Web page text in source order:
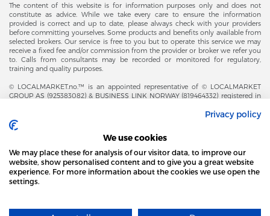
The content of this website is for information purposes only and does not
constitute as advice. While we take every care to ensure the information
provided is correct and up to date, please always check with your providers
before committing yourselves. Some products and benefits only available from
selected brokers. Our service is free to you but to operate this service we may
receive a fixed fee and/or commission from the provider or broker we refer you
to. Calls from consultants may be recorded or monitored for regulatory,
training and quality purposes.
© LOCALMARKET.no.™ is an appointed representative of © LOCALMARKET
GROUP AS (925383082) & BUSINESS LINK NORWAY (819464332) registered in
Brønnøysundregistrene. Financial & Insurance Services and Markets Authority,
and subject to limited regulation by the Financial Conduct Authority. Head
Office Adresse: Karenslyst Alle 4, 0278 Oslo – Skøyen. Post Adresse: Postboks
358, 0213 Oslo, Norway. Email Contact: post@localmarket.no. Office Contact: +
47 23 89 88 63 © Copyright 2016-2026 The LOCALMARKET GROUP ™.
DODATKOWO OD ZESPOŁU LOCALMARKET |
STRONA LOCAL MARKET WYKORZYSTUJE PLIKI
Privacy policy
We use cookies
We may place these for analysis of our visitor data, to improve our
website, show personalised content and to give you a great website
experience. For more information about the cookies we use open the
settings.